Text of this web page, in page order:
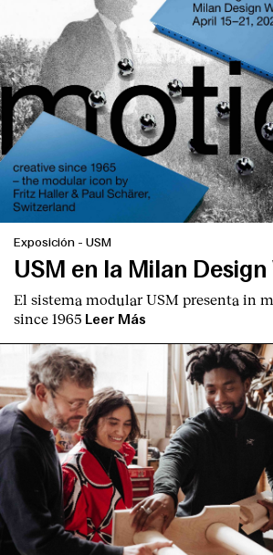
Contacto
Exposición - USM
USM en la Milan
El sistema modular USM presenta in
since 1965 Leer Más